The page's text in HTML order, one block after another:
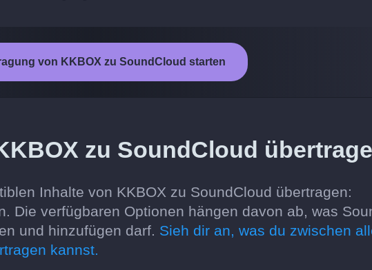
von KKBOX zu SoundCloud starten
zu SoundCloud
Inhalte von KKBOX zu SoundCloud übertragen:
Die verfügbaren Optionen hängen davon ab, was
und hinzufügen darf. Sieh dir an, was du zwischen
kannst.